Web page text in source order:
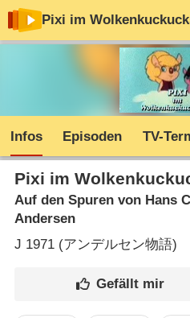
Pixi im
Infos Episoden TV-
Pixi im
Auf den Spuren von Hans
Andersen
J 1971 (アンデルセン物語)